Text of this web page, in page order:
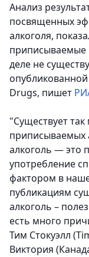
Анализ
посвященных
алкоголя,
приписываемые
деле не
Drugs, пишет
"Существует
приписываемых
алкоголь — это
употребление
фактором в
публикациям
алкоголь –
есть много
Тим Стокуэлл
Виктория